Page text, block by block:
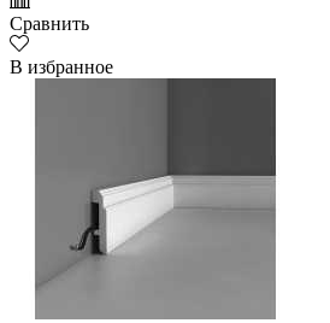
Сравнить
В избранное